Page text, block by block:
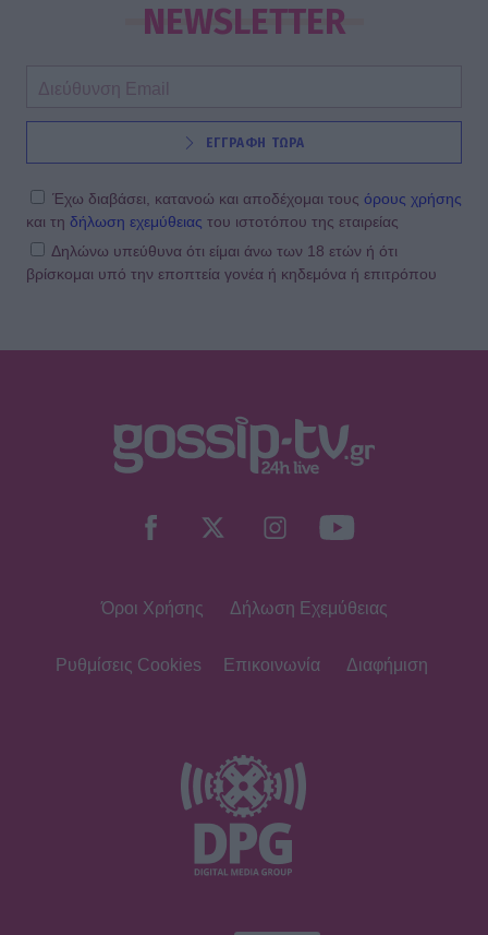
NEWSLETTER
ΕΓΓΡΑΦΗ ΤΩΡΑ
Έχω διαβάσει, κατανοώ και αποδέχομαι τους όρους χρήσης
και τη δήλωση εχεμύθειας του ιστοτόπου της εταιρείας
Δηλώνω υπεύθυνα ότι είμαι άνω των 18 ετών ή ότι
βρίσκομαι υπό την εποπτεία γονέα ή κηδεμόνα ή επιτρόπου
Όροι Χρήσης Δήλωση Εχεμύθειας
Ρυθμίσεις Cookies Επικοινωνία Διαφήμιση